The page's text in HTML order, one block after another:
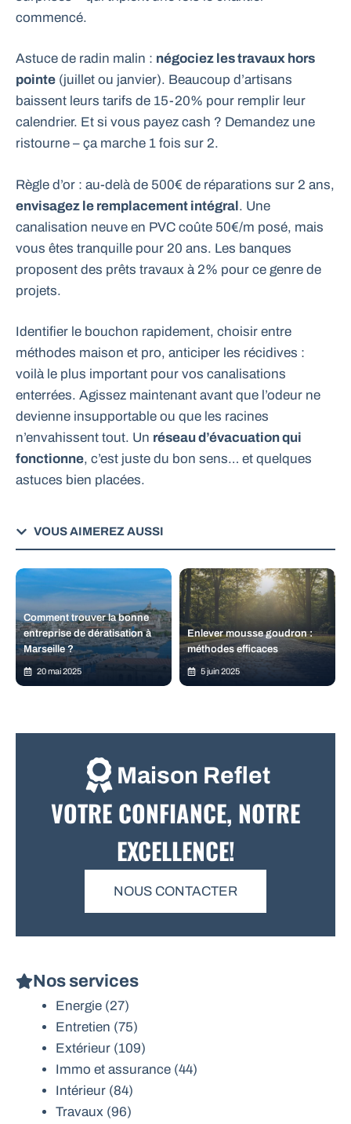
commencé.
Astuce de radin malin : négociez les travaux hors
pointe (juillet ou janvier). Beaucoup d’artisans
baissent leurs tarifs de 15-20% pour remplir leur
calendrier. Et si vous payez cash ? Demandez une
ristourne – ça marche 1 fois sur 2.
Règle d’or : au-delà de 500€ de réparations sur 2 ans,
envisagez le remplacement intégral. Une
canalisation neuve en PVC coûte 50€/m posé, mais
vous êtes tranquille pour 20 ans. Les banques
proposent des prêts travaux à 2% pour ce genre de
projets.
Identifier le bouchon rapidement, choisir entre
méthodes maison et pro, anticiper les récidives :
voilà le plus important pour vos canalisations
enterrées. Agissez maintenant avant que l’odeur ne
devienne insupportable ou que les racines
n’envahissent tout. Un réseau d’évacuation qui
fonctionne, c’est juste du bon sens… et quelques
astuces bien placées.
VOUS AIMEREZ AUSSI
Comment trouver la bonne
entreprise de dératisation à
Marseille ?
20 mai 2025
Enlever mousse goudron :
méthodes efficaces
5 juin 2025
Maison Reflet
VOTRE CONFIANCE, NOTRE
EXCELLENCE!
NOUS CONTACTER
Nos services
Energie (27)
Entretien (75)
Extérieur (109)
Immo et assurance (44)
Intérieur (84)
Travaux (96)